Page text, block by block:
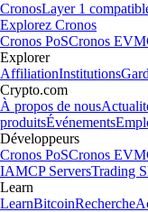
CronosLayer 1
Explorez Cronos
Cronos PoSCronos EVM
Explorer
AffiliationInstitutions
Crypto.com
À propos de nous
produitsÉvénements
Développeurs
Cronos PoSCronos EVM
IAMCP ServersTrading
Learn
LearnBitcoinRecherche